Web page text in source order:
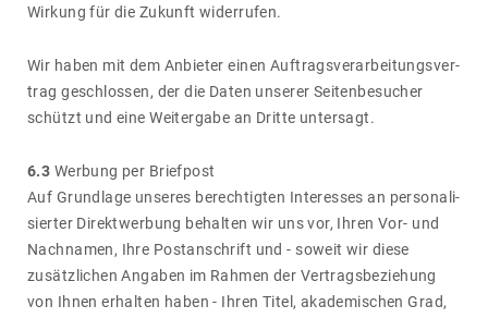
Wirkung für die Zukunft wider­rufen.
Wir haben mit dem Anbieter einen Auftrags­ver­ar­bei­tungs­ver­
trag geschlossen, der die Daten unserer Seiten­be­su­cher
schützt und eine Weiter­gabe an Dritte unter­sagt.
6.3 Werbung per Brief­post
Auf Grund­lage unseres berech­tigten Inter­esses an perso­na­li­
sierter Direkt­wer­bung behalten wir uns vor, Ihren Vor- und
Nach­namen, Ihre Post­an­schrift und - soweit wir diese
zusätz­li­chen Angaben im Rahmen der Vertrags­be­zie­hung
von Ihnen erhalten haben - Ihren Titel, akade­mi­schen Grad,